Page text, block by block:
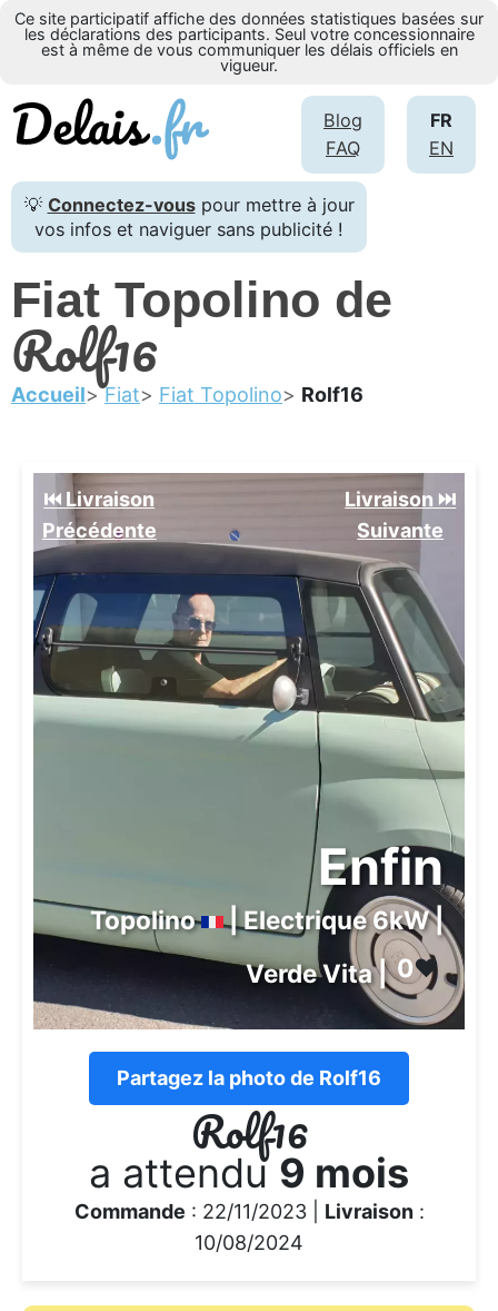
Ce site participatif affiche des données statistiques basées sur
les déclarations des participants. Seul votre concessionnaire
est à même de vous communiquer les délais officiels en
vigueur.
FR
EN
Blog
FAQ
💡 Connectez-vouspour mettre à jour
vos infos et naviguer sans publicité !
Fiat Topolino de
Rolf16
Accueil Fiat Fiat Topolino Rolf16
⏮️ Livraison
Précédente
Livraison ⏭️
Suivante️
Enfin
Topolino
| Electrique 6kW |
Verde Vita |0❤️
Partagez la photo de Rolf16
Rolf16
a attendu 9 mois
Commande : 22/11/2023 | Livraison:
10/08/2024